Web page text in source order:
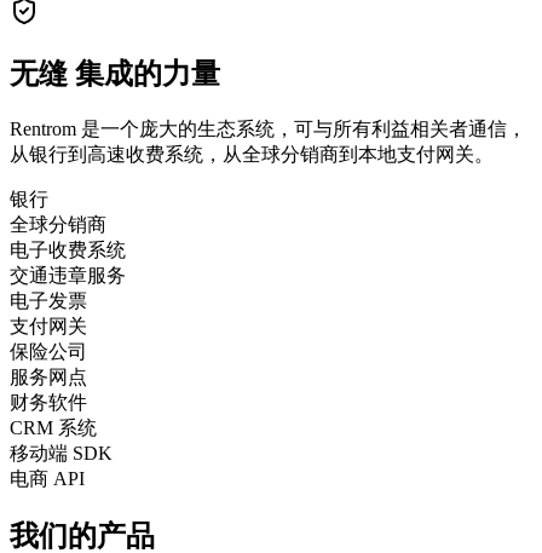
无缝 集成的力量
Rentrom 是一个庞大的生态系统，可与所有利益相关者通信，
从银行到高速收费系统，从全球分销商到本地支付网关。
银行
全球分销商
电子收费系统
交通违章服务
电子发票
支付网关
保险公司
服务网点
财务软件
CRM 系统
移动端 SDK
电商 API
我们的产品